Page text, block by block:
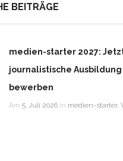
BEITRÄGE
medien-starter 2027:
journalistische Ausbildung
bewerben
Am 5. Juli 2026 in medien-starter,